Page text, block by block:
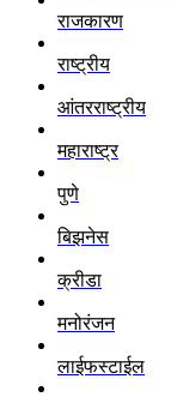
राजकारण
राष्ट्रीय
आंतरराष्ट्रीय
महाराष्ट्र
पुणे
बिझनेस
क्रीडा
मनोरंजन
लाईफस्टाईल